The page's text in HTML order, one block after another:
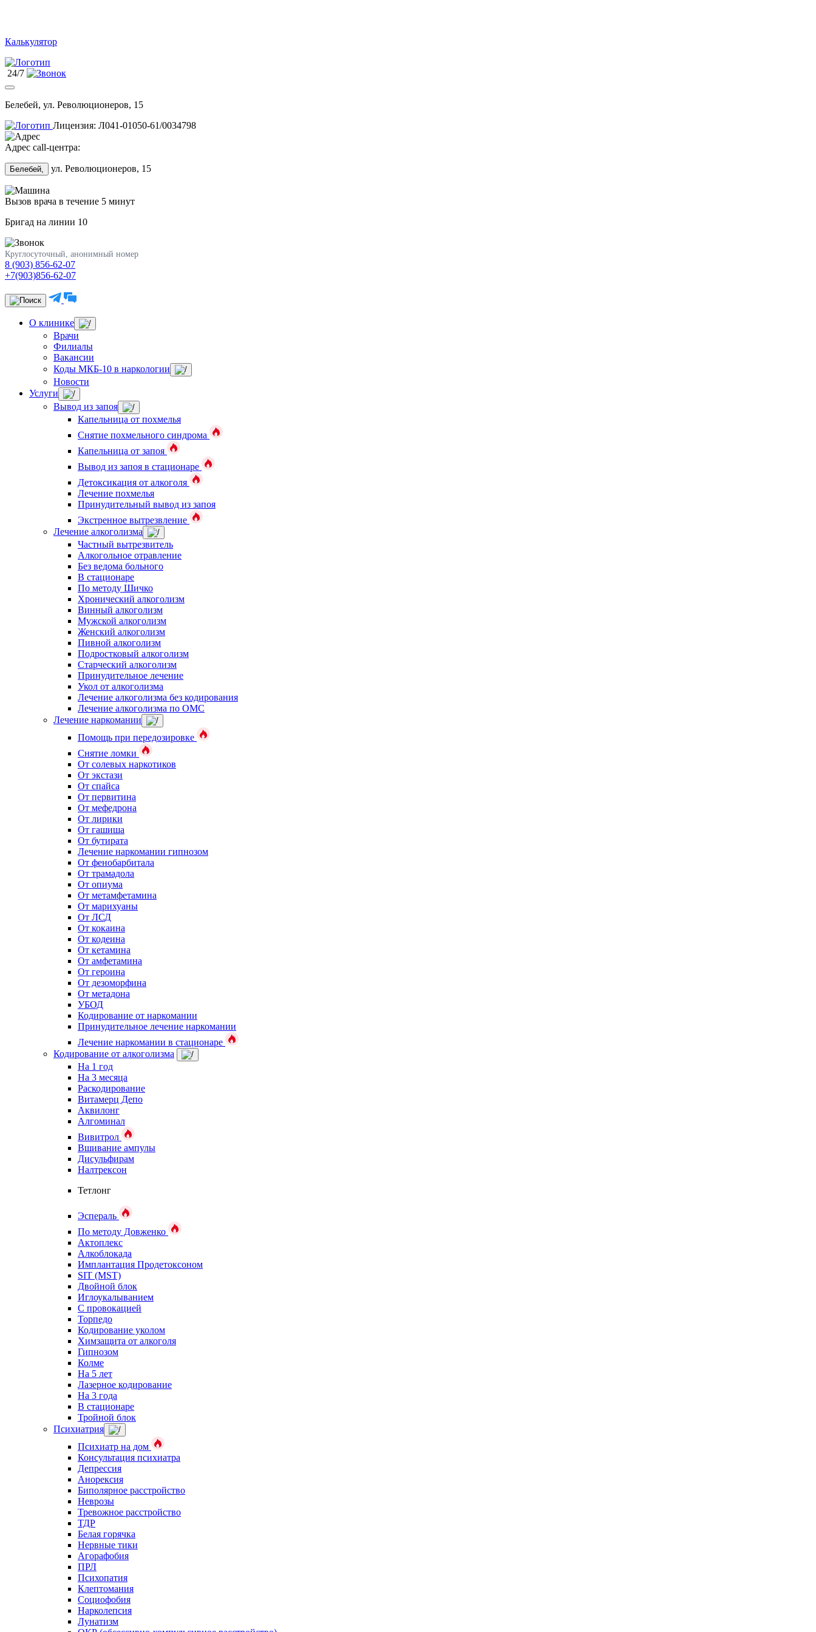
Калькулятор
24/7
Белебей, ул. Революционеров, 15
Лицензия: Л041-01050-61/0034798
Адрес call-центра:
Белебей, ул. Революционеров, 15
Вызов врача в течение 5 минут
Бригад на линии 10
Круглосуточный, анонимный номер
8 (903) 856-62-07
+7(903)856-62-07
О клинике
Врачи
Филиалы
Вакансии
Коды МКБ-10 в наркологии
Новости
Услуги
Вывод из запоя
Капельница от похмелья
Снятие похмельного синдрома
Капельница от запоя
Вывод из запоя в стационаре
Детоксикация от алкоголя
Лечение похмелья
Принудительный вывод из запоя
Экстренное вытрезвление
Лечение алкоголизма
Частный вытрезвитель
Алкогольное отравление
Без ведома больного
В стационаре
По методу Шичко
Хронический алкоголизм
Винный алкоголизм
Мужской алкоголизм
Женский алкоголизм
Пивной алкоголизм
Подростковый алкоголизм
Старческий алкоголизм
Принудительное лечение
Укол от алкоголизма
Лечение алкоголизма без кодирования
Лечение алкоголизма по ОМС
Лечение наркомании
Помощь при передозировке
Снятие ломки
От солевых наркотиков
От экстази
От спайса
От первитина
От мефедрона
От лирики
От гашиша
От бутирата
Лечение наркомании гипнозом
От фенобарбитала
От трамадола
От опиума
От метамфетамина
От марихуаны
От ЛСД
От кокаина
От кодеина
От кетамина
От амфетамина
От героина
От дезоморфина
От метадона
УБОД
Кодирование от наркомании
Принудительное лечение наркомании
Лечение наркомании в стационаре
Кодирование от алкоголизма
На 1 год
На 3 месяца
Раскодирование
Витамерц Депо
Аквилонг
Алгоминал
Вивитрол
Вшивание ампулы
Дисульфирам
Налтрексон
Тетлонг
Эспераль
По методу Довженко
Актоплекс
Алкоблокада
Имплантация Продетоксоном
SIT (MST)
Двойной блок
Иглоукалыванием
С провокацией
Торпедо
Кодирование уколом
Химзащита от алкоголя
Гипнозом
Колме
На 5 лет
Лазерное кодирование
На 3 года
В стационаре
Тройной блок
Психиатрия
Психиатр на дом
Консультация психиатра
Депрессия
Анорексия
Биполярное расстройство
Неврозы
Тревожное расстройство
ТДР
Белая горячка
Нервные тики
Агорафобия
ПРЛ
Психопатия
Клептомания
Социофобия
Нарколепсия
Лунатизм